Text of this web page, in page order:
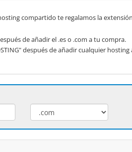
compartido te regalamos la extensión
de añadir el .es o .com a tu compra.
después de añadir cualquier